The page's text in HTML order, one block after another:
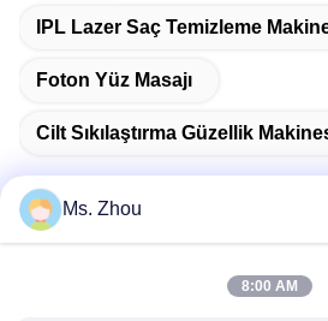
IPL Lazer Saç Temizleme
Foton Yüz Masajı
Cilt Sıkılaştırma Güzellik
Ms. Zhou
8:00 AM